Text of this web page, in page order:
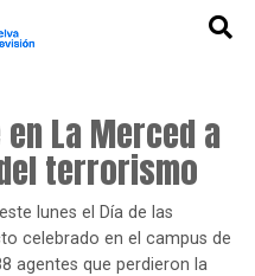
La Merced a
terrorismo
lunes el Día de las
celebrado en el campus de
agentes que perdieron la